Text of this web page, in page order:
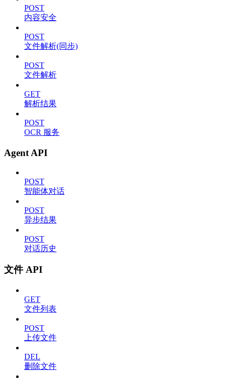
POST
内容安全
POST
文件解析(同步)
POST
文件解析
GET
解析结果
POST
OCR 服务
Agent API
POST
智能体对话
POST
异步结果
POST
对话历史
文件 API
GET
文件列表
POST
上传文件
DEL
删除文件